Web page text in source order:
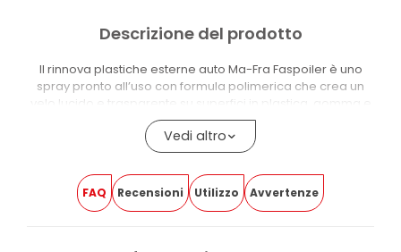
Descrizione del prodotto
Il rinnova plastiche esterne auto Ma-Fra Faspoiler è uno
spray pronto all’uso con formula polimerica che crea un
velo lucido e trasparente su superfici in plastica, gomma e
vetroresina. Aderisce istantaneamente, ravvivando i colori
attenuati dal sole su paraurti, fasce laterali, spoiler e
capote, senza lasciare residui untuosi.
La finitura asciutta non attira polvere e non lascia aloni. Il
film protettivo resiste a lavaggi, intemperie, raggi solari e
Vedi altro
FAQ Recensioni Utilizzo Avvertenze